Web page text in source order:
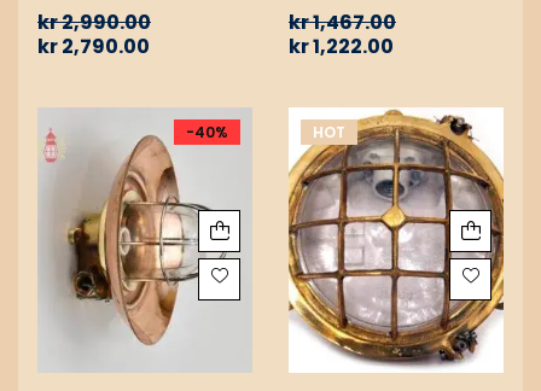
kr2,990.00
kr2,790.00
kr1,467.00
kr1,222.00
-40% HOT